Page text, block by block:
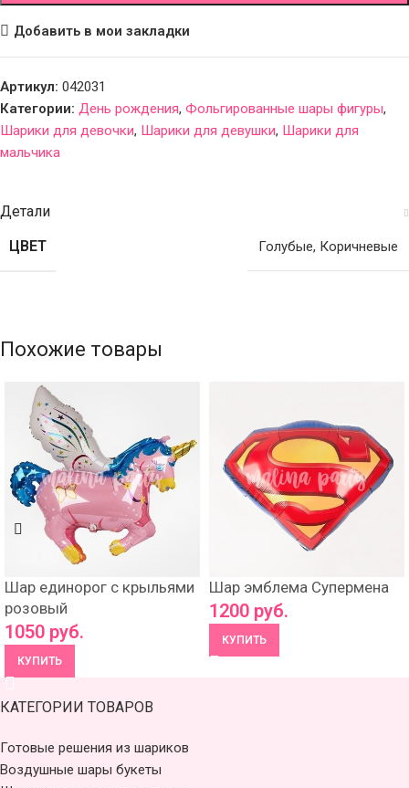
Добавить в мои закладки
Артикул: 042031
Категории: День рождения, Фольгированные шары фигуры,
Шарики для девочки, Шарики для девушки, Шарики для
мальчика
Детали
ЦВЕТ
Голубые, Коричневые
Похожие товары
Шар единорог с крыльями
розовый
1050 руб.
КУПИТЬ
Шар эмблема Супермена
1200 руб.
КУПИТЬ
КАТЕГОРИИ ТОВАРОВ
Готовые решения из шариков
Воздушные шары букеты